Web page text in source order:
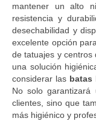
mantener un alto
resistencia y
desechabilidad y
excelente opción
de tatuajes y centros
una solución
considerar las batas
No solo
clientes, sino que
más higiénico y